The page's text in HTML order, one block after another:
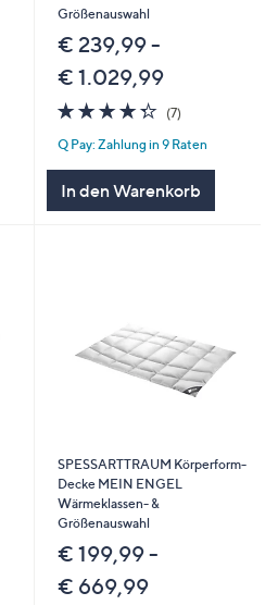
Größenauswahl
€ 239,99 -
€ 1.029,99
4.3
von
5
(7)7
Q Pay: Zahlung in 9 Raten
In den Warenkorb
SPESSARTTRAUM Körperform-
Decke MEIN ENGEL
Wärmeklassen- &
Größenauswahl
€ 199,99 -
€ 669,99